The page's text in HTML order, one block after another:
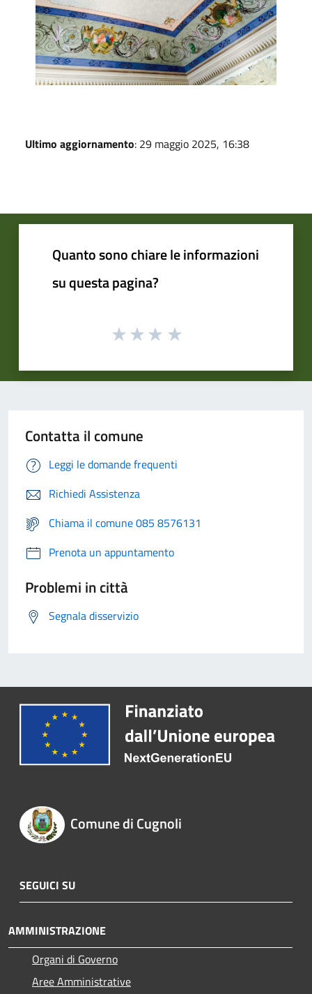
Ultimo aggiornamento: 29 maggio 2025, 16:38
Quanto sono chiare le informazioni
su questa pagina?
Contatta il comune
Leggi le domande frequenti
Richiedi Assistenza
Chiama il comune 085 8576131
Prenota un appuntamento
Problemi in città
Segnala disservizio
Comune di Cugnoli
SEGUICI SU
AMMINISTRAZIONE
Organi di Governo
Aree Amministrative